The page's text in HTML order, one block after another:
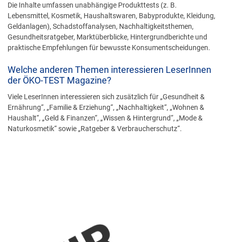
Die Inhalte umfassen unabhängige Produkttests (z. B.
Lebensmittel, Kosmetik, Haushaltswaren, Babyprodukte, Kleidung,
Geldanlagen), Schadstoffanalysen, Nachhaltigkeitsthemen,
Gesundheitsratgeber, Marktüberblicke, Hintergrundberichte und
praktische Empfehlungen für bewusste Konsumentscheidungen.
Welche anderen Themen interessieren LeserInnen
der ÖKO-TEST Magazine?
Viele LeserInnen interessieren sich zusätzlich für „Gesundheit &
Ernährung“, „Familie & Erziehung“, „Nachhaltigkeit“, „Wohnen &
Haushalt“, „Geld & Finanzen“, „Wissen & Hintergrund“, „Mode &
Naturkosmetik“ sowie „Ratgeber & Verbraucherschutz“.